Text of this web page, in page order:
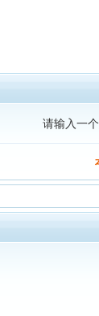
请输入一